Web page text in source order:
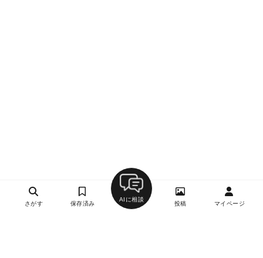
さがす 保存済み
AIに相談
投稿 マイページ